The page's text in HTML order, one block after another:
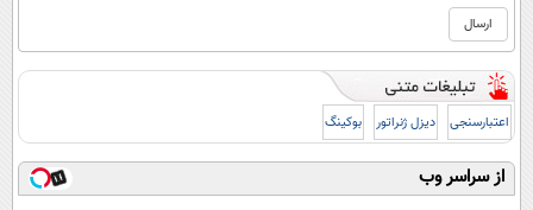
اعتبارسنجی دیزل ژنراتور بوکینگ
از سراسر وب